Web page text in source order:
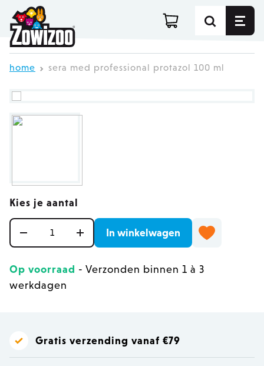
Ga direct door naar de inhoud
home sera med professional protazol 100 ml
Kies je aantal
In winkelwagen
Op voorraad - Verzonden binnen 1 à 3
werkdagen
Gratis verzending vanaf €79